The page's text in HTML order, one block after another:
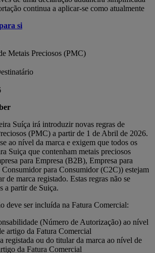
continua a aplicar-se como atualmente
si
Metais Preciosos (PMC)
Suíça irá introduzir novas regras de
(PMC) a partir de 1 de Abril de 2026.
ao nível da marca e exigem que todos os
Suiça que contenham metais preciosos
para Empresa (B2B), Empresa para
para Consumidor (C2C)) estejam
de marca registado. Estas regras não se
a partir de Suiça.
deve ser incluída na Fatura Comercial:
(Número de Autorização) ao nível
artigo da Fatura Comercial
registada ou do titular da marca ao nível de
da Fatura Comercial